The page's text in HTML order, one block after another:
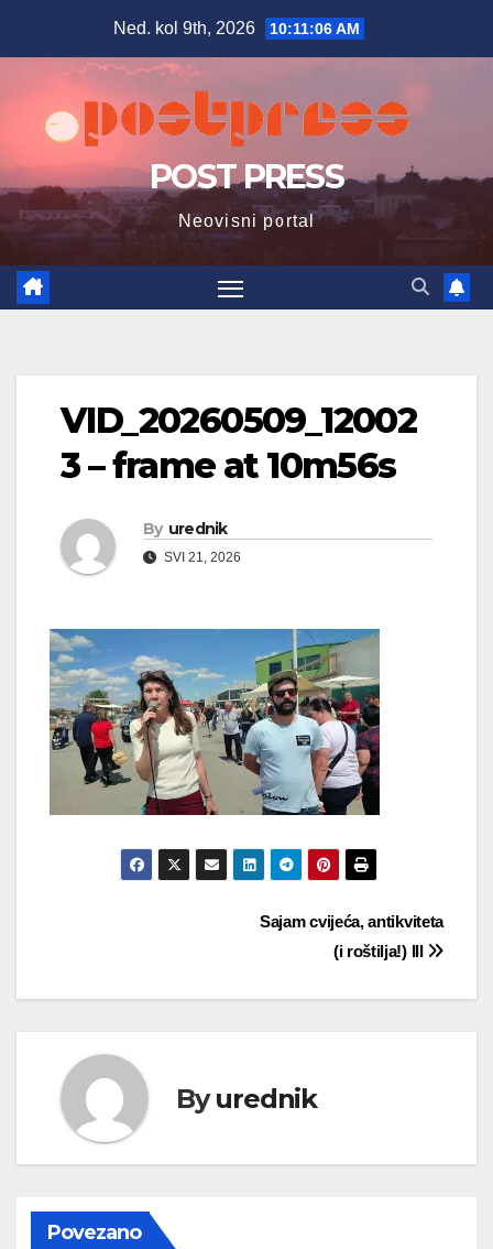
Ned. kol 9th, 2026 10:11:07 AM
POST PRESS
Neovisni portal
VID_20260509_12002
3 – frame at 10m56s
By urednik
SVI 21, 2026
Sajam cvijeća, antikviteta
(i roštilja!) III
Byurednik
Povezano